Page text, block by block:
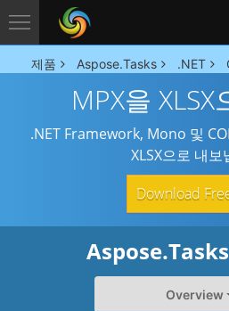
제품 Aspose.Tasks .NET
MPX을
.NET Framework, Mono 및
XLSX으로 내보
Download
Aspose.Tasks
Overview